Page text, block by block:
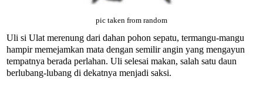
pic taken from random
Uli si Ulat merenung dari dahan pohon sepatu, termangu-mangu
hampir memejamkan mata dengan semilir angin yang mengayun
tempatnya berada perlahan. Uli selesai makan, salah satu daun
berlubang-lubang di dekatnya menjadi saksi.